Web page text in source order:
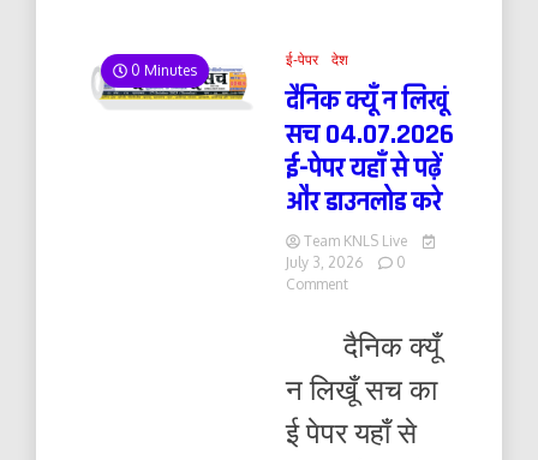
0 Minutes
ई-पेपर देश
दैनिक क्यूँ न लिखूं
सच 04.07.2026
ई-पेपर यहाँ से पढ़ें
और डाउनलोड करे
Team KNLS Live
July 3, 2026
0
Commenton
क्यूँ
न
सच
04.07.2026
ई-
पेपर
दैनिक क्यूँ
न लिखूँ सच का
ई पेपर यहाँ से